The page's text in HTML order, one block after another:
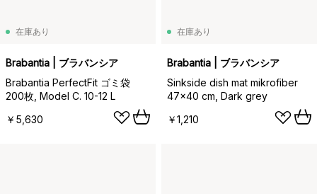
在庫あり
Brabantia | ブラバンシア
Brabantia PerfectFit ゴミ袋
200枚, Model C. 10-12 L
￥5,630
在庫あり
Brabantia | ブラバンシア
Sinkside dish mat mikrofiber
47x40 cm, Dark grey
￥1,210